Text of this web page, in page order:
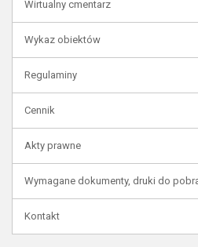
Wirtualny cmentarz
Wykaz obiektów
Regulaminy
Cennik
Akty prawne
Wymagane dokumenty, druki do
Kontakt